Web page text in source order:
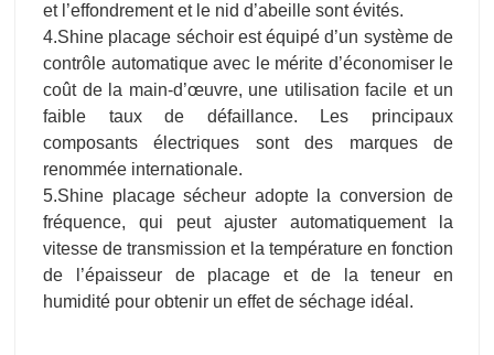
et l’effondrement et le nid d’abeille sont évités.
4.Shine placage séchoir est équipé d’un système de
contrôle automatique avec le mérite d’économiser le
coût de la main-d’œuvre, une utilisation facile et un
faible taux de défaillance. Les principaux
composants électriques sont des marques de
renommée internationale.
5.Shine placage sécheur adopte la conversion de
fréquence, qui peut ajuster automatiquement la
vitesse de transmission et la température en fonction
de l’épaisseur de placage et de la teneur en
humidité pour obtenir un effet de séchage idéal.